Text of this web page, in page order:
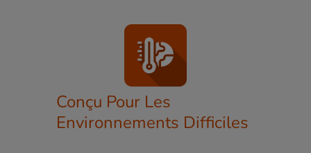
Conçu Pour Les
Environnements Difficiles